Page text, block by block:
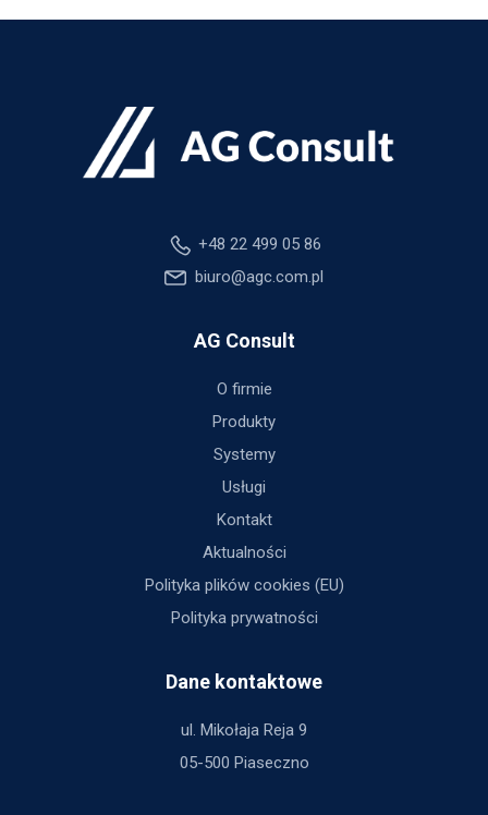
+48 22 499 05 86
biuro@agc.com.pl
AG Consult
O firmie
Produkty
Systemy
Usługi
Kontakt
Aktualności
Polityka plików cookies (EU)
Polityka prywatności
Dane kontaktowe
ul. Mikołaja Reja 9
05-500 Piaseczno